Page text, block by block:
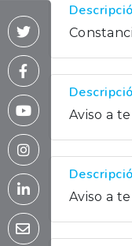
Aviso a
Aviso a